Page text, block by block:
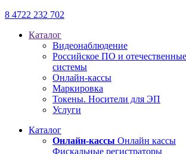
8 4722 232 702
Каталог
Видеонаблюдение
Российское ПО и
системы
Онлайн-кассы
Маркировка
Токены. Носители для ЭП
Услуги
Каталог
Онлайн-кассы Онлайн кассы
Фискальные регистраторы